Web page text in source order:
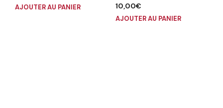
AJOUTER AU PANIER
10,00€
AJOUTER AU PANIER